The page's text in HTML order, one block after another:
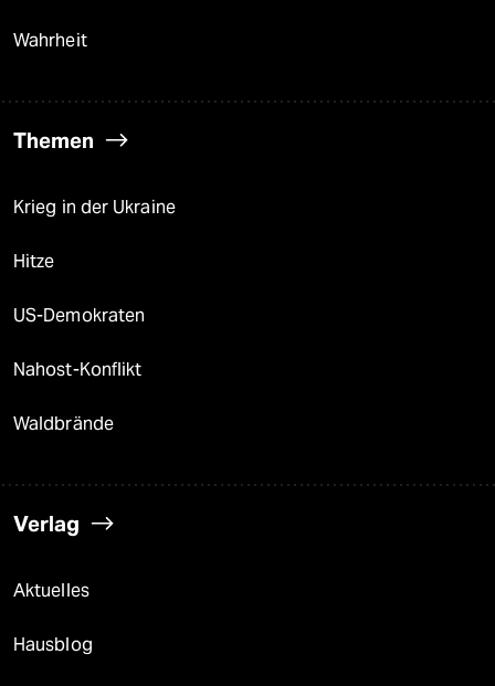
Wahrheit
Themen
Krieg in der Ukraine
Hitze
US-Demokraten
Nahost-Konflikt
Waldbrände
Verlag
Aktuelles
Hausblog